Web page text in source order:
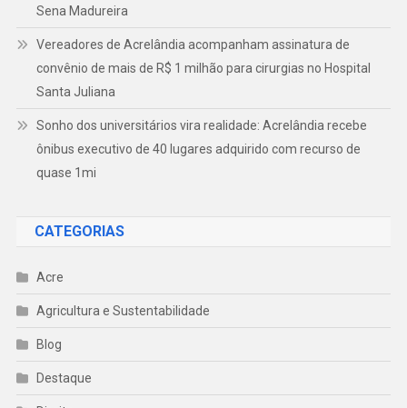
Sena Madureira
Vereadores de Acrelândia acompanham assinatura de
convênio de mais de R$ 1 milhão para cirurgias no Hospital
Santa Juliana
Sonho dos universitários vira realidade: Acrelândia recebe
ônibus executivo de 40 lugares adquirido com recurso de
quase 1mi
CATEGORIAS
Acre
Agricultura e Sustentabilidade
Blog
Destaque